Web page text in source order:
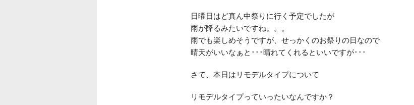
日曜日はど真ん中祭りに行く予定でしたが
雨が降るみたいですね。。。
雨でも楽しめそうですが、せっかくのお祭りの日なので
晴天がいいなぁと･･･晴れてくれるといいですが･･･
さて、本日はリモデルタイプについて
リモデルタイプっていったいなんですか？